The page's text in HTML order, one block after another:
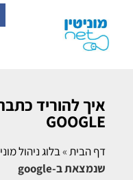
איך להוריד
GOOGLE
דף הבית»בלוג ניהול
שנמצאת ב-google